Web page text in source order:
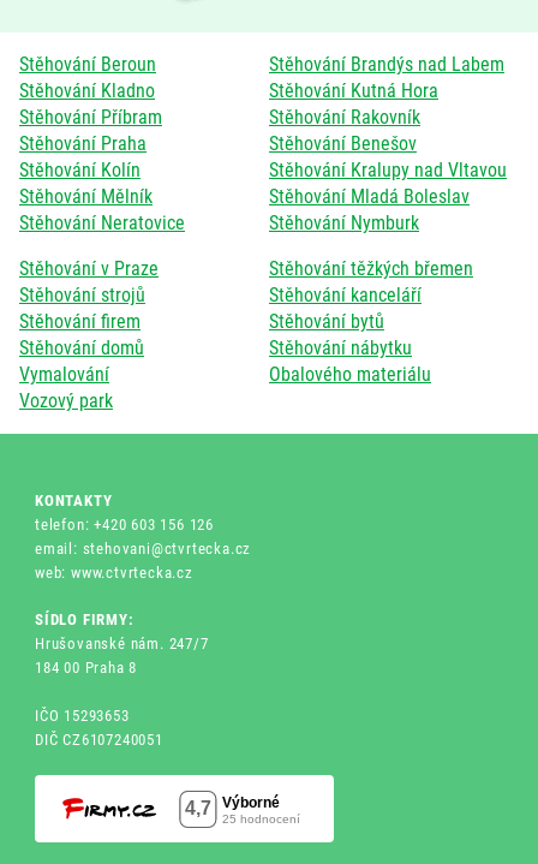
Stěhování Beroun
Stěhování Brandýs nad Labem
Stěhování Kladno
Stěhování Kutná Hora
Stěhování Příbram
Stěhování Rakovník
Stěhování Praha
Stěhování Benešov
Stěhování Kolín
Stěhování Kralupy nad Vltavou
Stěhování Mělník
Stěhování Mladá Boleslav
Stěhování Neratovice
Stěhování Nymburk
Stěhování v Praze
Stěhování těžkých břemen
Stěhování strojů
Stěhování kanceláří
Stěhování firem
Stěhování bytů
Stěhování domů
Stěhování nábytku
Vymalování
Obalového materiálu
Vozový park
KONTAKTY
telefon: +420 603 156 126
email: stehovani@ctvrtecka.cz
web: www.ctvrtecka.cz
SÍDLO FIRMY:
Hrušovanské nám. 247/7
184 00 Praha 8
IČO 15293653
DIČ CZ6107240051